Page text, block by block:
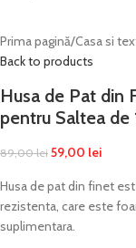
Prima pagină/Casa si
Back to products
Husa de Pat din
pentru Saltea
89,00lei 59,00 lei
Husa de pat din finet
rezistenta, care este
suplimentara.